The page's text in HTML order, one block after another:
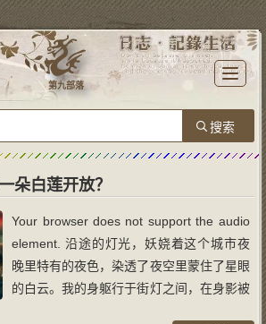
T
o
l
e
n
i
n
第九部落
朵白莲开放？
Your browser does not support the audio
element. 沿途的灯光，妖娆着这个城市夜
晚里特有的夜色，染透了夜空里蒙住了星眼
的白云。我的身躯行于街灯之间，在身影被